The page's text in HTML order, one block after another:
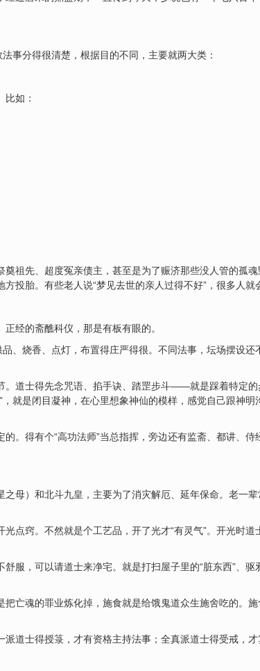
事分得很清楚，根据目的不同，主要就两大类：
如：
祖先、超度冤亲债主，甚至是为了赈济那些没人管的孤
投胎。有些老人说“梦见去世的亲人过得不好”，很多人就
经的斋醮科仪，那是有板有眼的。
、烧香、点灯，布置得庄严得很。不同法事，坛场摆设
道士得先念咒语、掐手诀、踏罡步斗——就是踩着特定的
就是闭目凝神，在心里想象神仙的模样，感觉自己跟神
。得有个“高功法师”当总指挥，旁边还有监斋、都讲、
母）和北斗九皇，主要为了消灾解厄、延年保命。老一
点窍。不然就是个工艺品，开了光才“有灵气”。开光时
服，可以请道士来净宅。就是打扫屋子里的“脏东西”、
亡魂的罪业炼化掉，施食就是给饿鬼道众生施舍吃的。
道士得授箓，才有资格主持法事；全真派道士得受戒，才